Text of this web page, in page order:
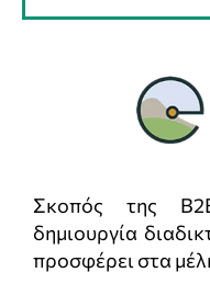
Σκοπός της
δημιουργία
προσφέρει στα